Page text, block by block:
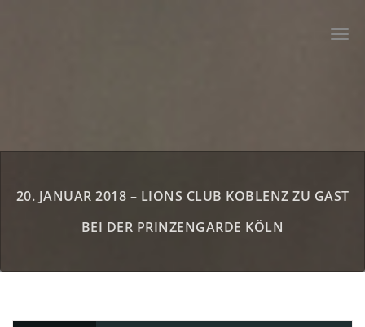
20. JANUAR 2018 – LIONS CLUB KOBLENZ ZU GAST
BEI DER PRINZENGARDE KÖLN